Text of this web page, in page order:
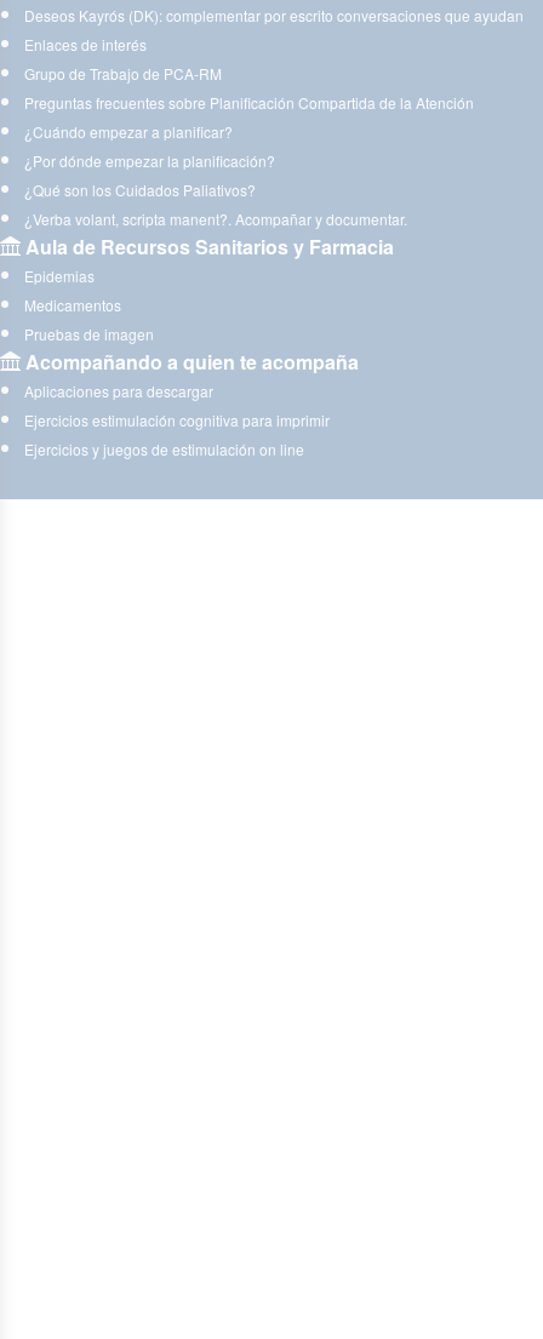
Deseos Kayrós (DK): complementar por escrito conversaciones que ayudan
Enlaces de interés
Grupo de Trabajo de PCA-RM
Preguntas frecuentes sobre Planificación Compartida de la Atención
¿Cuándo empezar a planificar?
¿Por dónde empezar la planificación?
¿Qué son los Cuidados Paliativos?
¿Verba volant, scripta manent?. Acompañar y documentar.
Aula de Recursos Sanitarios y Farmacia
Epidemias
Medicamentos
Pruebas de imagen
Acompañando a quien te acompaña
Aplicaciones para descargar
Ejercicios estimulación cognitiva para imprimir
Ejercicios y juegos de estimulación on line